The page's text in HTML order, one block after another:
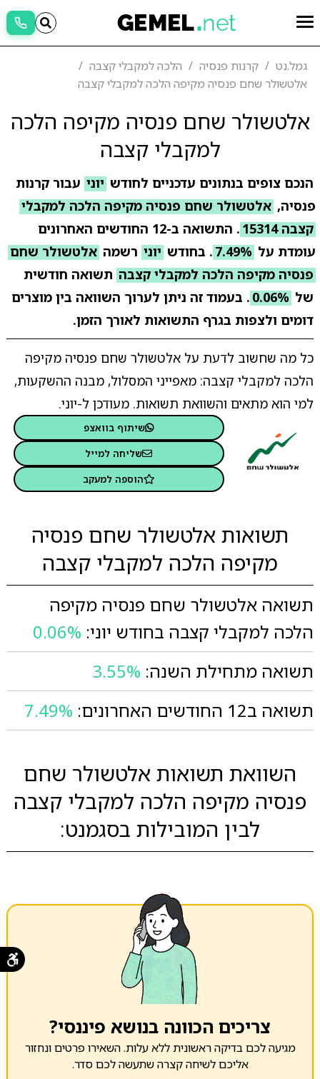
גמל.נט קרנות פנסיה
הלכה למקבלי קצבה
אלטשולר שחם פנסיה מקיפה הלכה למקבלי קצבה
אלטשולר שחם פנסיה מקיפה הלכה
למקבלי קצבה
הנכם צופים בנתונים עדכניים לחודש יוני עבור קרנות
פנסיה, אלטשולר שחם פנסיה מקיפה הלכה למקבלי
קצבה 15314
. התשואה ב-12 החודשים האחרונים
עומדת על 7.49% . בחודש יוני רשמה אלטשולר שחם
פנסיה מקיפה הלכה למקבלי קצבה תשואה חודשית
של 0.06% . בעמוד זה ניתן לערוך השוואה בין מוצרים
דומים ולצפות בגרף התשואות לאורך הזמן.
כל מה שחשוב לדעת על אלטשולר שחם פנסיה מקיפה
הלכה למקבלי קצבה: מאפייני המסלול, מבנה ההשקעות,
למי הוא מתאים והשוואת תשואות. מעודכן ל-יוני.
שיתוף בוואצפ
שליחה למייל
הוספה למעקב
תשואות אלטשולר שחם פנסיה
מקיפה הלכה למקבלי קצבה
תשואה אלטשולר שחם פנסיה מקיפה
הלכה למקבלי קצבה בחודש יוני: 0.06%
תשואה מתחילת השנה: 3.55%
תשואה ב12 החודשים האחרונים:
7.49%
השוואת תשואות אלטשולר שחם
פנסיה מקיפה הלכה למקבלי קצבה
לבין המובילות בסגמנט:
צריכים הכוונה בנושא פיננסי?
מגיעה לכם בדיקה ראשונית ללא עלות. השאירו פרטים ונחזור
אליכם לשיחה קצרה שתעשה לכם סדר.